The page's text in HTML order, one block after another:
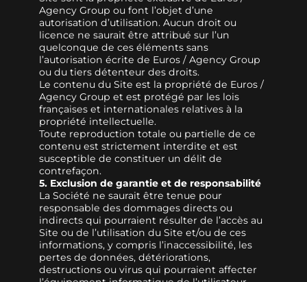
Agency Group ou font l’objet d’une
autorisation d’utilisation. Aucun droit ou
licence ne saurait être attribué sur l’un
quelconque de ces éléments sans
l’autorisation écrite de Euros / Agency Group
ou du tiers détenteur des droits.
Le contenu du Site est la propriété de Euros /
Agency Group et est protégé par les lois
françaises et internationales relatives à la
propriété intellectuelle.
Toute reproduction totale ou partielle de ce
contenu est strictement interdite et est
susceptible de constituer un délit de
contrefaçon.
5. Exclusion de garantie et de responsabilité
La Société ne saurait être tenue pour
responsable des dommages directs ou
indirects qui pourraient résulter de l’accès au
Site ou de l’utilisation du Site et/ou de ces
informations, y compris l’inaccessibilité, les
pertes de données, détériorations,
destructions ou virus qui pourraient affecter